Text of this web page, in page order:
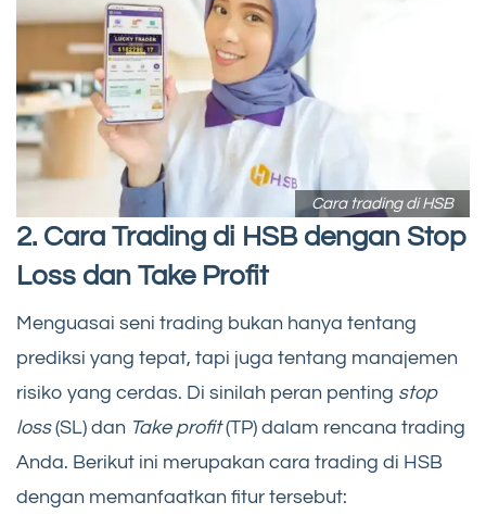
Cara trading di HSB
2. Cara Trading di HSB dengan Stop
Loss dan Take Profit
Menguasai seni trading bukan hanya tentang
prediksi yang tepat, tapi juga tentang manajemen
risiko yang cerdas. Di sinilah peran penting stop
loss(SL) dan Take profit(TP) dalam rencana trading
Anda. Berikut ini merupakan cara trading di HSB
dengan memanfaatkan fitur tersebut: